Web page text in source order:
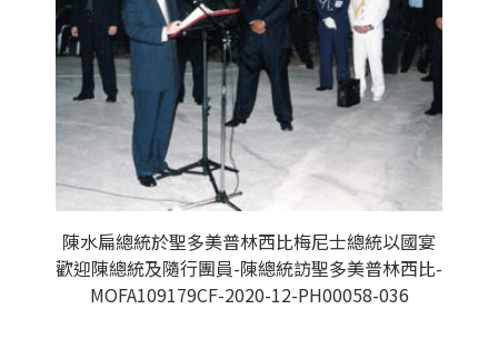
陳水扁總統於聖多美普林西比梅尼士總統以國宴
歡迎陳總統及隨行團員-陳總統訪聖多美普林西比-
MOFA109179CF-2020-12-PH00058-036